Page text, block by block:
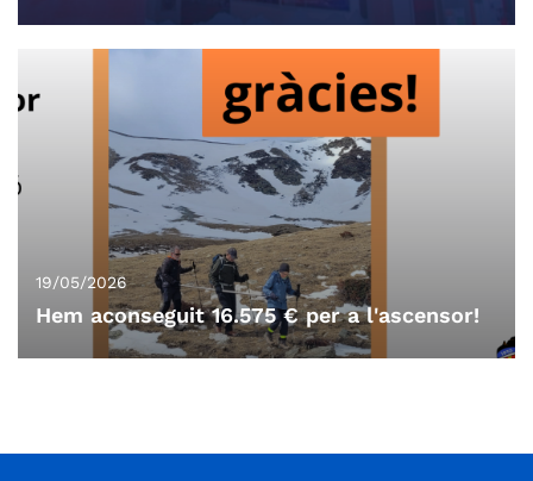
19/05/2026
Hem aconseguit 16.575 € per a l'ascensor!